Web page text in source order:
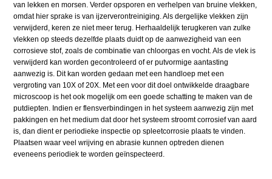
van lekken en morsen. Verder opsporen en verhelpen van bruine vlekken,
omdat hier sprake is van ijzerverontreiniging. Als dergelijke vlekken zijn
verwijderd, keren ze niet meer terug. Herhaaldelijk terugkeren van zulke
vlekken op steeds dezelfde plaats duidt op de aanwezigheid van een
corrosieve stof, zoals de combinatie van chloorgas en vocht. Als de vlek is
verwijderd kan worden gecontroleerd of er putvormige aantasting
aanwezig is. Dit kan worden gedaan met een handloep met een
vergroting van 10X of 20X. Met een voor dit doel ontwikkelde draagbare
microscoop is het ook mogelijk om een goede schatting te maken van de
putdiepten. Indien er flensverbindingen in het systeem aanwezig zijn met
pakkingen en het medium dat door het systeem stroomt corrosief van aard
is, dan dient er periodieke inspectie op spleetcorrosie plaats te vinden.
Plaatsen waar veel wrijving en abrasie kunnen optreden dienen
eveneens periodiek te worden geïnspecteerd.